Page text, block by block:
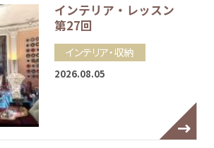
インテリア・レッスン
第27回
インテリア・収納
2026.08.05